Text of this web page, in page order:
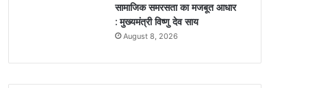
सामाजिक समरसता का मजबूत आधार
: मुख्यमंत्री विष्णु देव साय
August 8, 2026